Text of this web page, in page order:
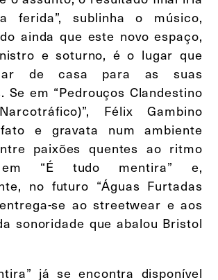
ferida”, sublinha o músico,
ainda que este novo espaço,
e soturno, é o lugar que
de casa para as suas
Se em “Pedrouços Clandestino
Félix Gambino
e gravata num ambiente
paixões quentes ao ritmo
em “É tudo mentira” e,
no futuro “Águas Furtadas
se ao streetwear e aos
sonoridade que abalou Bristol
já se encontra disponível